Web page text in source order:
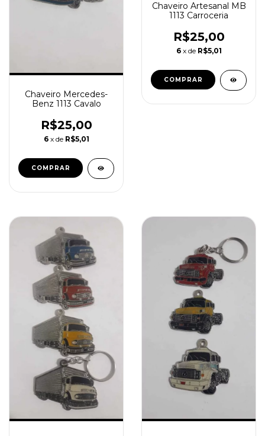
Chaveiro Mercedes-
Benz 1113 Cavalo
R$25,00
6 x de R$5,01
Chaveiro Artesanal MB
1113 Carroceria
R$25,00
6 x de R$5,01